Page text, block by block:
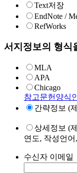
Text저장
EndNote /
RefWorks
서지정보의 형식
MLA
APA
Chicago
참고문헌양식
간략정보 (
상세정보 (
연도, 작성언
수신자 이메일